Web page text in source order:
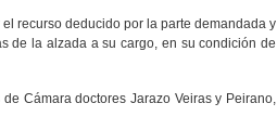
recurso deducido por la parte demandada y
de la alzada a su cargo, en su condición de
Cámara doctores Jarazo Veiras y Peirano,